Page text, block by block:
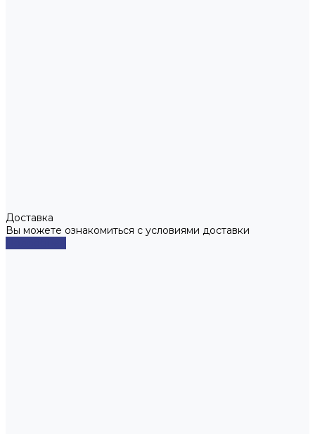
Доставка
Вы можете ознакомиться с условиями доставки